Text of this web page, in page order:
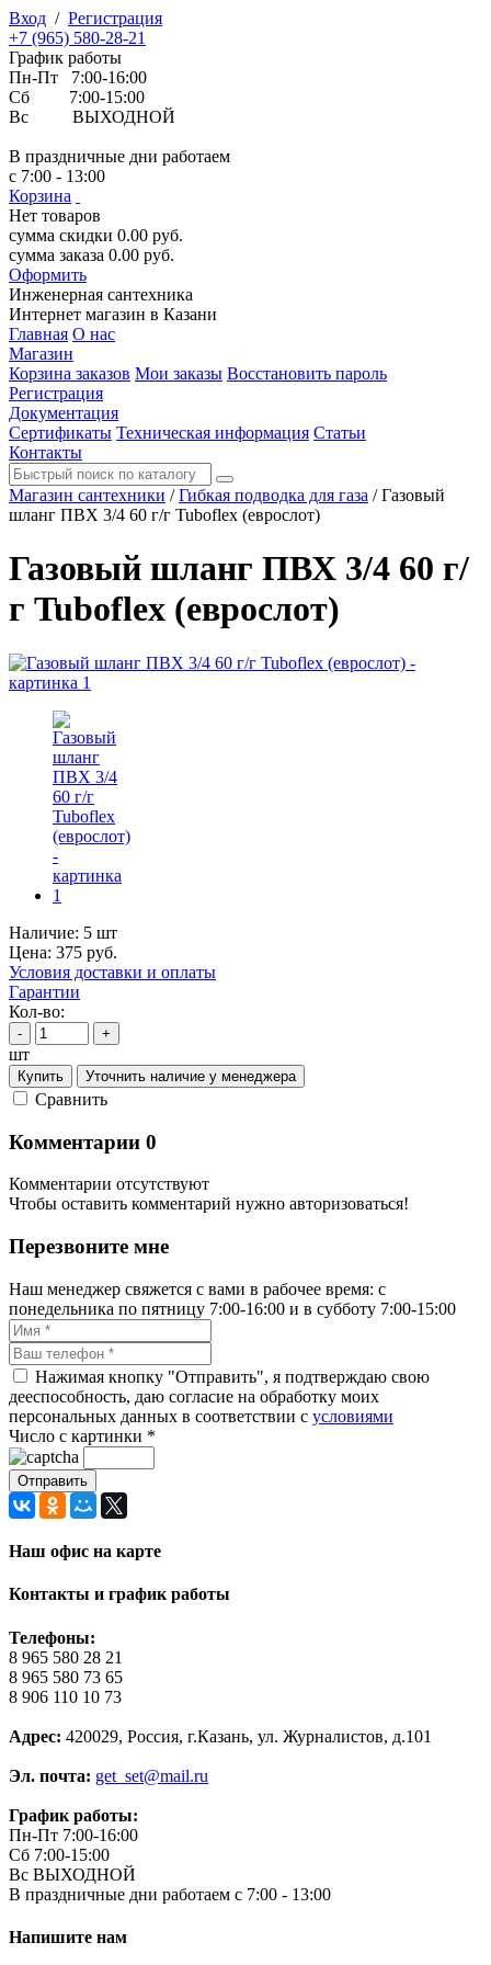
Вход / Регистрация
+7 (965) 580-28-21
График работы
Пн-Пт 7:00-16:00
Сб 7:00-15:00
Вс ВЫХОДНОЙ
В праздничные дни работаем
с 7:00 - 13:00
Корзина
Нет товаров
сумма скидки 0.00 руб.
сумма заказа 0.00 руб.
Оформить
Инженерная сантехника
Интернет магазин в Казани
Главная О нас
Магазин
Корзина заказов Мои заказы Восстановить пароль
Регистрация
Документация
Сертификаты Техническая информация Статьи
Контакты
Магазин сантехники / Гибкая подводка для газа / Газовый
шланг ПВХ 3/4 60 г/г Tuboflex (еврослот)
Газовый шланг ПВХ 3/4 60 г/
г Tuboflex (еврослот)
Наличие: 5 шт
Цена: 375 руб.
Условия доставки и оплаты
Гарантии
Кол-во:
- +
шт
Купить Уточнить наличие у менеджера
Cравнить
Комментарии 0
Комментарии отсутствуют
Чтобы оставить комментарий нужно авторизоваться!
Перезвоните мне
Наш менеджер свяжется с вами в рабочее время: с
понедельника по пятницу 7:00-16:00 и в субботу 7:00-15:00
Нажимая кнопку "Отправить", я подтверждаю свою
дееспособность, даю согласие на обработку моих
персональных данных в соответствии с условиями
Число с картинки *
Наш офис на карте
Контакты и график работы
Телефоны:
8 965 580 28 21
8 965 580 73 65
8 906 110 10 73
Адрес: 420029, Россия, г.Казань, ул. Журналистов, д.101
Эл. почта: get_set@mail.ru
График работы:
Пн-Пт 7:00-16:00
Сб 7:00-15:00
Вс ВЫХОДНОЙ
В праздничные дни работаем с 7:00 - 13:00
Напишите нам